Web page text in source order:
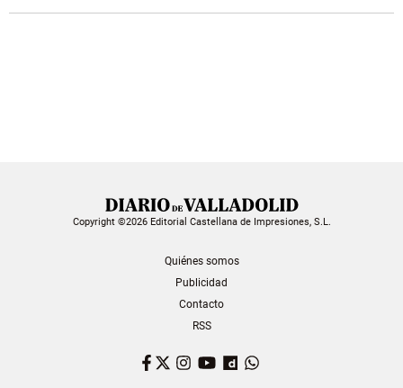
Copyright ©2026 Editorial Castellana de Impresiones, S.L.
Quiénes somos
Publicidad
Contacto
RSS
Facebook
TwitterInstagram
YouTubeDailymotion